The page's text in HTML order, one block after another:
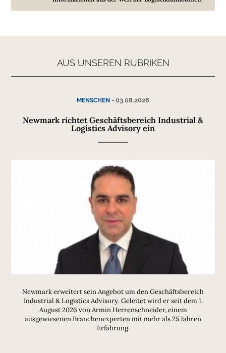
AUS UNSEREN RUBRIKEN
MENSCHEN - 03.08.2026
Newmark richtet Geschäftsbereich Industrial &
Logistics Advisory ein
Newmark erweitert sein Angebot um den Geschäftsbereich
Industrial & Logistics Advisory. Geleitet wird er seit dem 1.
August 2026 von Armin Herrenschneider, einem
ausgewiesenen Branchenexperten mit mehr als 25 Jahren
Erfahrung.